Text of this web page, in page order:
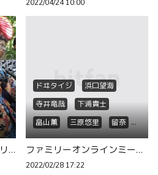
2022/04/24 10:00
STAR☆JACKSメンバーゲリラ配信のお知らせ🕘
ドヰタイジ
浜口望海
寺井竜哉
下浦貴士
畠山薫
三原悠里
留奈
赤松英実
奥田卓
ファミリーオンラインミーティングのお知らせ🕘
2022/02/28 17:22